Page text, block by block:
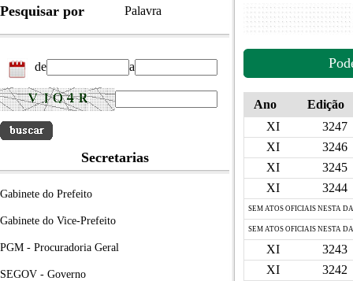
Pesquisar por Palavra
de a
Secretarias
Gabinete do Prefeito
Gabinete do Vice-Prefeito
PGM - Procuradoria Geral
SEGOV - Governo
Ano
Edição
XI
3247
XI
3246
XI
3245
XI
3244
SEM ATOS OFICIAIS NESTA
SEM ATOS OFICIAIS NESTA
XI
3243
XI
3242